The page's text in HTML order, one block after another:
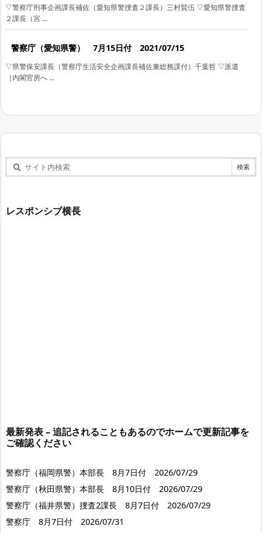
▽警察庁刑事企画課長補佐（愛知県警捜査２課長）三村賢伍 ▽愛知県警捜査
２課長（宮 ...
警察庁（愛知県警） 7月15日付 2021/07/15
▽県警保安課長（警察庁生活安全企画課長補佐兼総務課付）千葉哲 ▽派遣
［内閣官房へ ...
レスポンシブ横長
最新発表 – 追記されることもあるのでホームで更新記事を
ご確認ください
警察庁（福岡県警）本部長 8月7日付 2026/07/29
警察庁（秋田県警）本部長 8月10日付 2026/07/29
警察庁（福井県警）捜査2課長 8月7日付 2026/07/29
警察庁 8月7日付 2026/07/31